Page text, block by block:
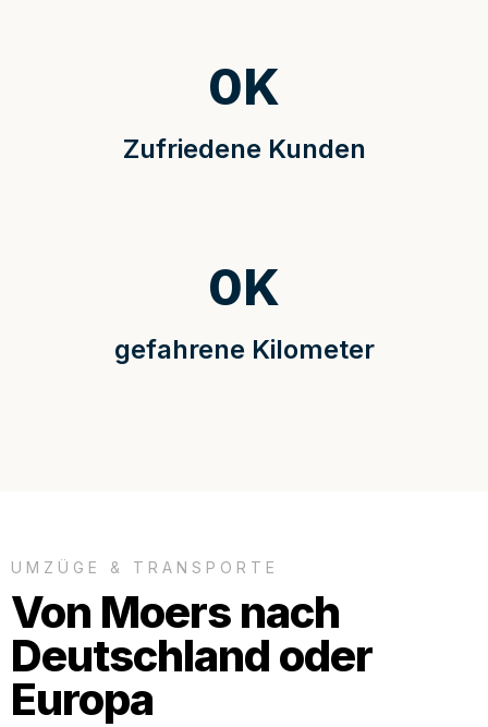
Zufriedene Kunden
0K
gefahrene Kilometer
0K
UMZÜGE & TRANSPORTE
Von Moers nach
Deutschland oder
Europa